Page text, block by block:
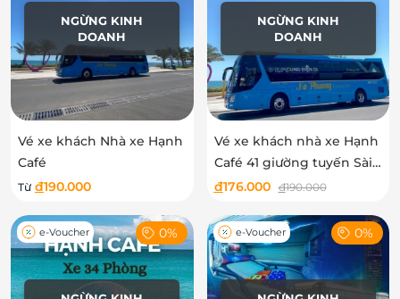
NGỪNG KINH
DOANH
Vé xe khách Nhà xe Hạnh
Café
Từ đ190.000
NGỪNG KINH
DOANH
Vé xe khách nhà xe Hạnh
Café 41 giường tuyến Sài
Gòn - Phan Thiết - Mũi Né
đ176.000 đ190.000
e-Voucher 0% e-Voucher 0%